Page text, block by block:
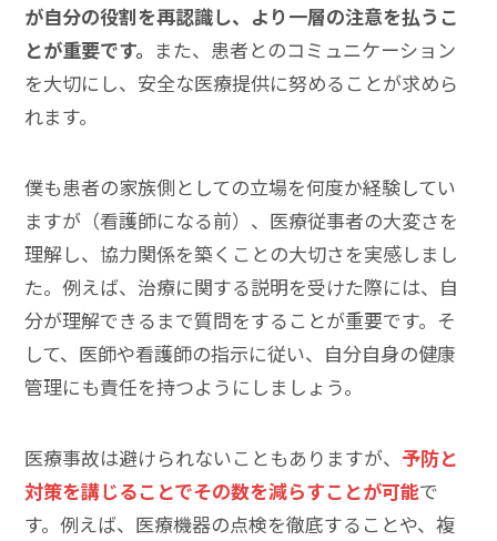
が自分の役割を再認識し、より一層の注意を払うこ
とが重要です。 また、患者とのコミュニケーション
を大切にし、安全な医療提供に努めることが求めら
れます。
僕も患者の家族側としての立場を何度か経験してい
ますが（看護師になる前）、医療従事者の大変さを
理解し、協力関係を築くことの大切さを実感しまし
た。例えば、治療に関する説明を受けた際には、自
分が理解できるまで質問をすることが重要です。そ
して、医師や看護師の指示に従い、自分自身の健康
管理にも責任を持つようにしましょう。
医療事故は避けられないこともありますが、 予防と
対策を講じることでその数を減らすことが可能で
す。例えば、医療機器の点検を徹底することや、複